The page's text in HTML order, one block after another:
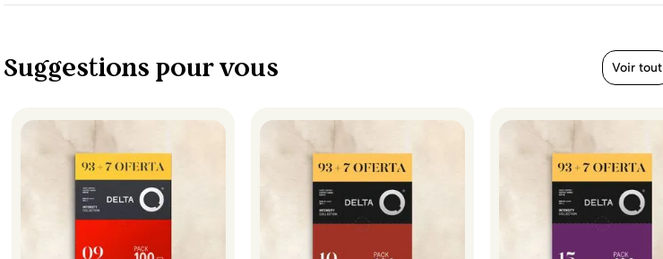
Suggestions pour vous Voir tout